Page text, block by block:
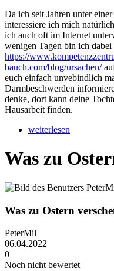
Da ich seit Jahren unter
interessiere ich mich
ich auch oft im Internet
wenigen Tagen bin ich
https://
bauch.com/blog/ursachen/
euch einfach unvebindlich
Darmbeschwerden
denke, dort kann deine
Hausarbeit finden.
weiterlesen
Was zu
Was zu Ostern
PeterMil
06.04.2022
0
Noch nicht bewertet